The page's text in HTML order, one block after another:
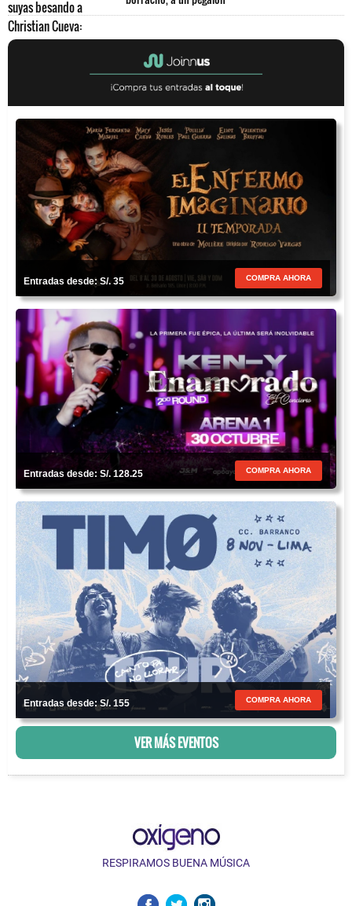
Entradas desde: S/. 35 COMPRA AHORA
Entradas desde: S/. 128.25 COMPRA AHORA
Entradas desde: S/. 155 COMPRA AHORA
VER MÁS EVENTOS
RESPIRAMOS BUENA MÚSICA